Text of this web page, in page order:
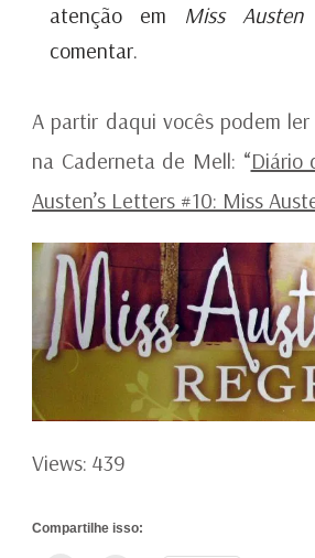
atenção em Miss Austen
comentar.
A partir daqui vocês podem
na Caderneta de Mell: “Diário
Austen’s Letters #10: Miss
Views: 439
Compartilhe isso: